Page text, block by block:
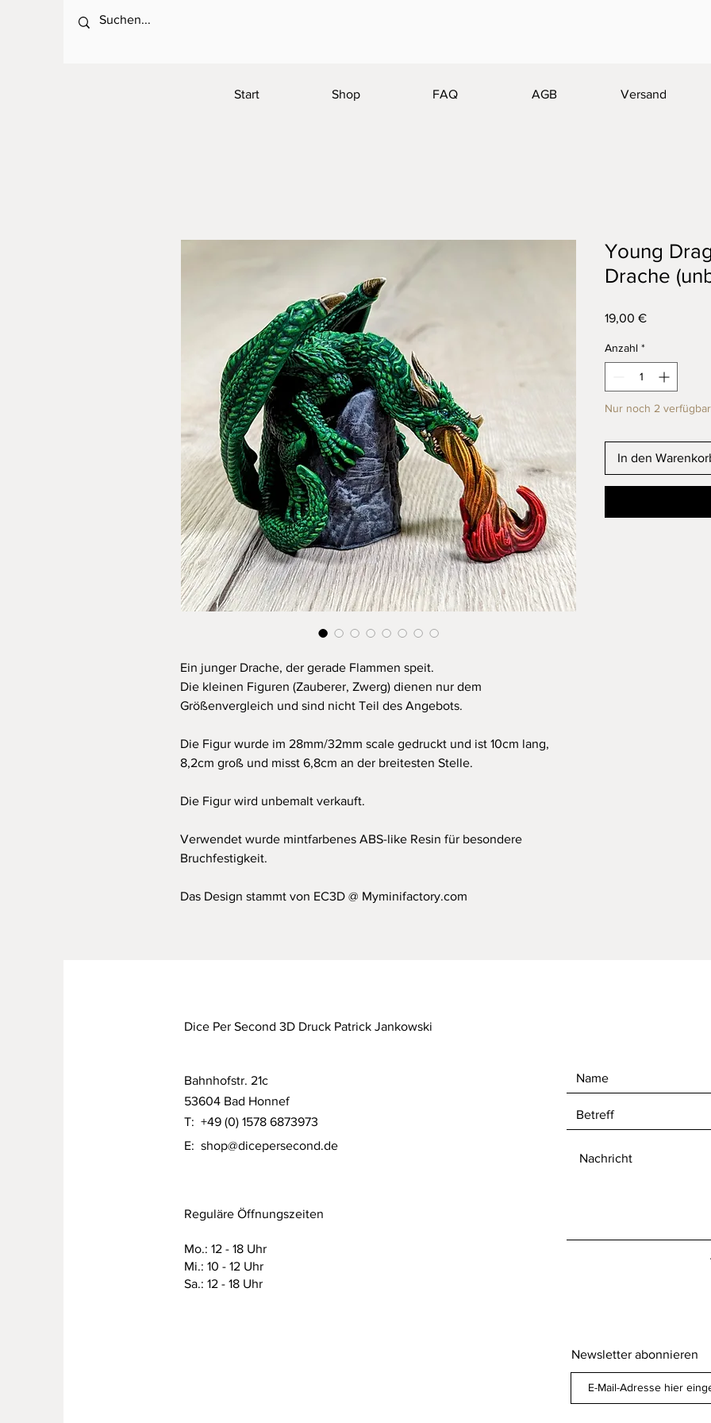
Start Shop FAQ AGB Versand
Ein junger Drache, der gerade Flammen speit.
Die kleinen Figuren (Zauberer, Zwerg) dienen nur dem
Größenvergleich und sind nicht Teil des Angebots.
Die Figur wurde im 28mm/32mm scale gedruckt und ist 10cm lang,
8,2cm groß und misst 6,8cm an der breitesten Stelle.
Die Figur wird unbemalt verkauft.
Verwendet wurde mintfarbenes ABS-like Resin für besondere
Bruchfestigkeit.
Das Design stammt von EC3D @ Myminifactory.com
Young
Drache
19,00 €Preis
Anzahl *
Nur noch 2 verfügbar
In den
Dice Per Second 3D Druck Patrick Jankowski
Bahnhofstr. 21c
53604 Bad Honnef
T: +49 (0) 1578 6873973
E: shop@dicepersecond.de
Reguläre Öffnungszeiten
Mo.: 12 - 18 Uhr
Mi.: 10 - 12 Uhr
Sa.: 12 - 18 Uhr
Newsletter abonnieren